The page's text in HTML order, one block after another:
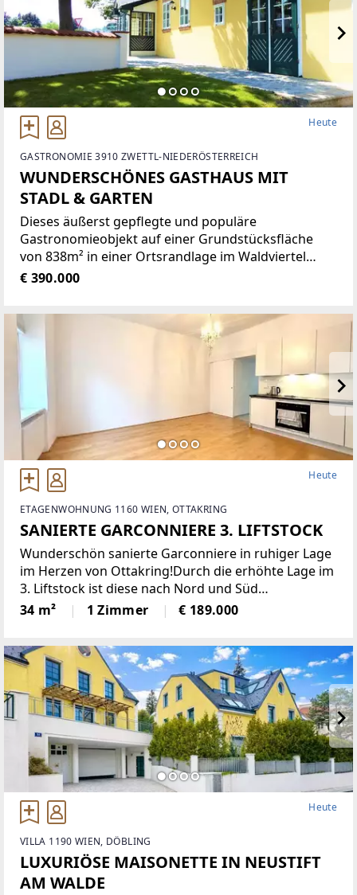
Heute
GASTRONOMIE 3910 ZWETTL-NIEDERÖSTERREICH
WUNDERSCHÖNES GASTHAUS MIT
STADL & GARTEN
Dieses äußerst gepflegte und populäre
Gastronomieobjekt auf einer Grundstücksfläche
von 838m² in einer Ortsrandlage im Waldviertel
bietet eine Vielzahl von Nutzungsmöglichkeiten wie
€ 390.000
Heute
ETAGENWOHNUNG 1160 WIEN, OTTAKRING
SANIERTE GARCONNIERE 3. LIFTSTOCK
Wunderschön sanierte Garconniere in ruhiger Lage
im Herzen von Ottakring!Durch die erhöhte Lage im
3. Liftstock ist diese nach Nord und Süd
ausgerichtete Wohnung sehr hell und bietet eine
angenehme Wohnatmosphäre. Sie verfügt über
34 m² 1 Zimmer € 189.000
Heute
VILLA 1190 WIEN, DÖBLING
LUXURIÖSE MAISONETTE IN NEUSTIFT
AM WALDE